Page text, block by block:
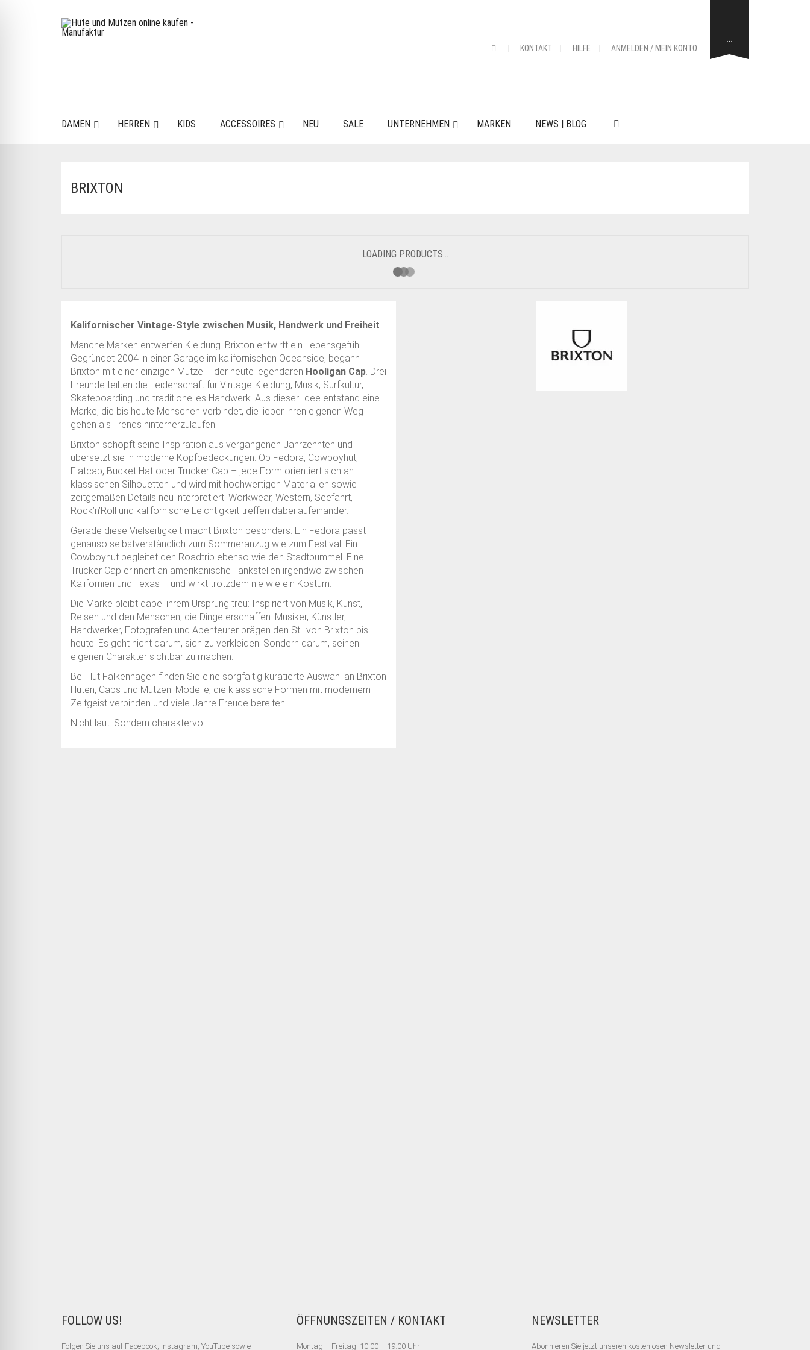
KONTAKT HILFE ANMELDEN / MEIN KONTO
…
DAMEN HERREN KIDS ACCESSOIRES NEU SALE UNTERNEHMEN MARKEN NEWS | BLOG
BRIXTON
LOADING PRODUCTS...
Kalifornischer Vintage-Style zwischen Musik, Handwerk und Freiheit
Manche Marken entwerfen Kleidung. Brixton entwirft ein Lebensgefühl.
Gegründet 2004 in einer Garage im kalifornischen Oceanside, begann
Brixton mit einer einzigen Mütze – der heute legendären Hooligan Cap . Drei
Freunde teilten die Leidenschaft für Vintage-Kleidung, Musik, Surfkultur,
Skateboarding und traditionelles Handwerk. Aus dieser Idee entstand eine
Marke, die bis heute Menschen verbindet, die lieber ihren eigenen Weg
gehen als Trends hinterherzulaufen.
Brixton schöpft seine Inspiration aus vergangenen Jahrzehnten und
übersetzt sie in moderne Kopfbedeckungen. Ob Fedora, Cowboyhut,
Flatcap, Bucket Hat oder Trucker Cap – jede Form orientiert sich an
klassischen Silhouetten und wird mit hochwertigen Materialien sowie
zeitgemäßen Details neu interpretiert. Workwear, Western, Seefahrt,
Rock’n’Roll und kalifornische Leichtigkeit treffen dabei aufeinander.
Gerade diese Vielseitigkeit macht Brixton besonders. Ein Fedora passt
genauso selbstverständlich zum Sommeranzug wie zum Festival. Ein
Cowboyhut begleitet den Roadtrip ebenso wie den Stadtbummel. Eine
Trucker Cap erinnert an amerikanische Tankstellen irgendwo zwischen
Kalifornien und Texas – und wirkt trotzdem nie wie ein Kostüm.
Die Marke bleibt dabei ihrem Ursprung treu: Inspiriert von Musik, Kunst,
Reisen und den Menschen, die Dinge erschaffen. Musiker, Künstler,
Handwerker, Fotografen und Abenteurer prägen den Stil von Brixton bis
heute. Es geht nicht darum, sich zu verkleiden. Sondern darum, seinen
eigenen Charakter sichtbar zu machen.
Bei Hut Falkenhagen finden Sie eine sorgfältig kuratierte Auswahl an Brixton
Hüten, Caps und Mützen. Modelle, die klassische Formen mit modernem
Zeitgeist verbinden und viele Jahre Freude bereiten.
Nicht laut. Sondern charaktervoll.
FOLLOW US!
Folgen Sie uns auf Facebook, Instagram, YouTube sowie
ÖFFNUNGSZEITEN / KONTAKT
Montag – Freitag: 10.00 – 19.00 Uhr
NEWSLETTER
Abonnieren Sie jetzt unseren kostenlosen Newsletter und